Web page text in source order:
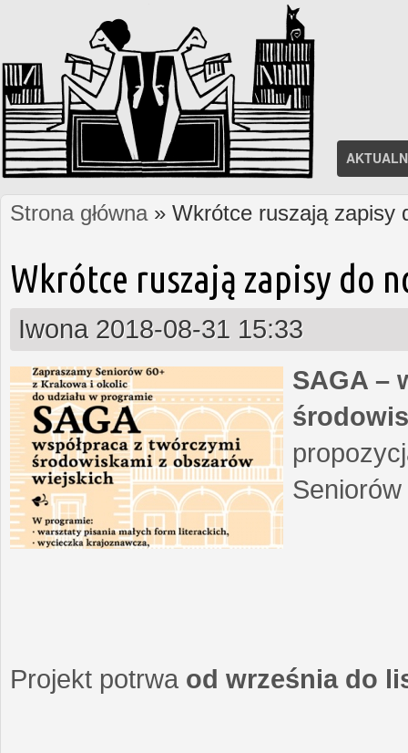
Jesteś tutaj
Strona główna» Wkrótce ruszają zapisy
Wkrótce ruszają zapisy do
Iwona 2018-08-31 15:33
SAGA –
Projekt potrwa od września do